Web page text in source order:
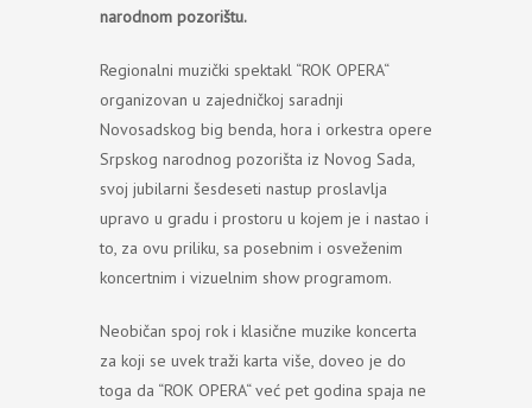
narodnom pozorištu.
Regionalni muzički spektakl “ROK OPERA“
organizovan u zajedničkoj saradnji
Novosadskog big benda, hora i orkestra opere
Srpskog narodnog pozorišta iz Novog Sada,
svoj jubilarni šesdeseti nastup proslavlja
upravo u gradu i prostoru u kojem je i nastao i
to, za ovu priliku, sa posebnim i osveženim
koncertnim i vizuelnim show programom.
Neobičan spoj rok i klasične muzike koncerta
za koji se uvek traži karta više, doveo je do
toga da “ROK OPERA“ već pet godina spaja ne